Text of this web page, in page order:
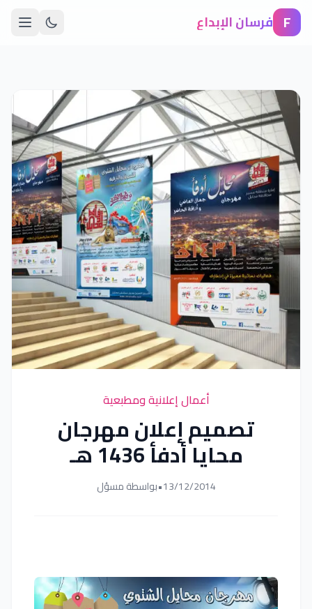
F فرسان الإبداع
أعمال إعلانية ومطبعية
تصميم إعلان مهرجان
محايا أدفأ 1436 هـ
13/12/2014
•بواسطة مسؤل